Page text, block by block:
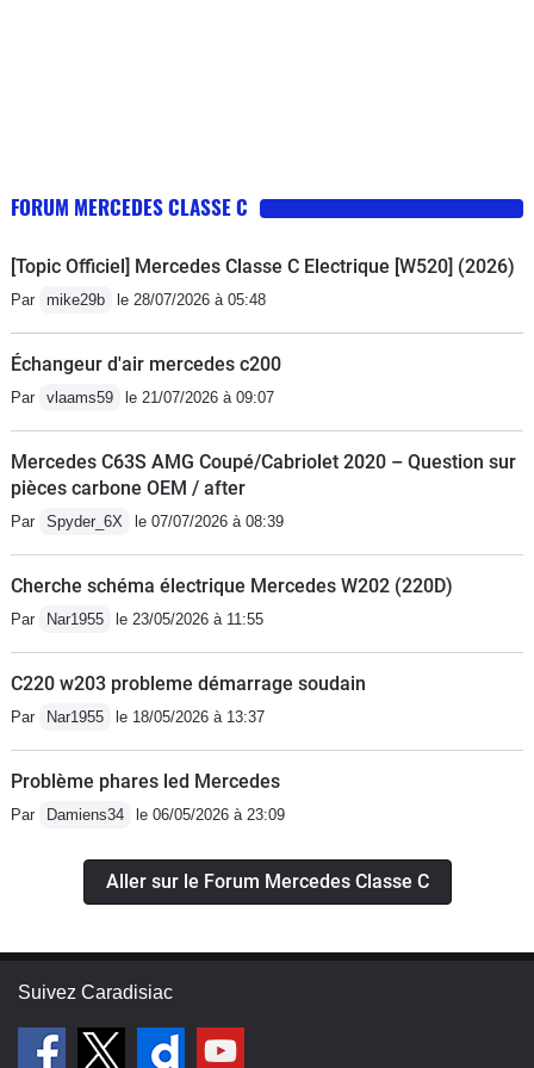
FORUM MERCEDES CLASSE C
[Topic Officiel] Mercedes Classe C Electrique [W520] (2026)
Par mike29b le 28/07/2026 à 05:48
Échangeur d'air mercedes c200
Par vlaams59 le 21/07/2026 à 09:07
Mercedes C63S AMG Coupé/Cabriolet 2020 – Question sur
pièces carbone OEM / after
Par Spyder_6X le 07/07/2026 à 08:39
Cherche schéma électrique Mercedes W202 (220D)
Par Nar1955 le 23/05/2026 à 11:55
C220 w203 probleme démarrage soudain
Par Nar1955 le 18/05/2026 à 13:37
Problème phares led Mercedes
Par Damiens34 le 06/05/2026 à 23:09
Aller sur le Forum Mercedes Classe C
Suivez Caradisiac